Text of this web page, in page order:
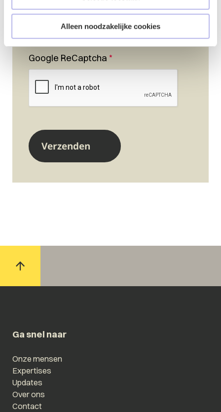
Alleen noodzakelijke cookies
Google ReCaptcha *
Ga snel naar
Onze mensen
Expertises
Updates
Over ons
Contact